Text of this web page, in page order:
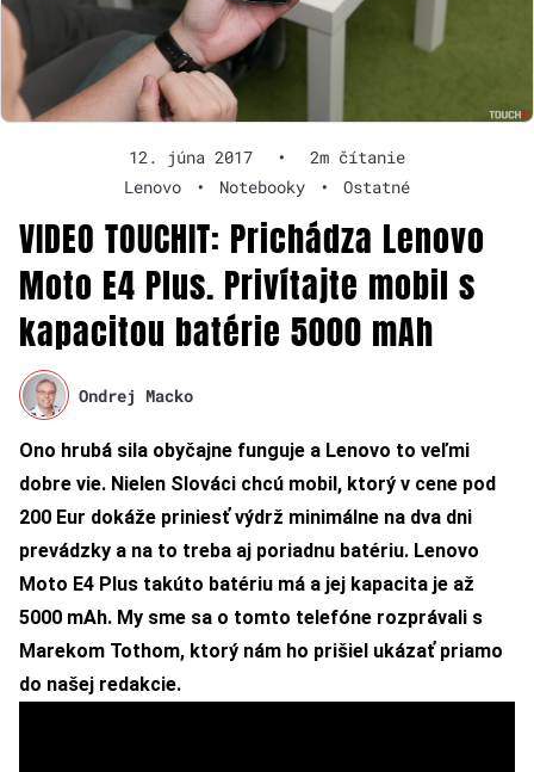
12. júna 2017 •
2m čítanie
Lenovo
• Notebooky • Ostatné
VIDEO TOUCHIT: Prichádza Lenovo
Moto E4 Plus. Privítajte mobil s
kapacitou batérie 5000 mAh
Ondrej Macko
Ono hrubá sila obyčajne funguje a Lenovo to veľmi
dobre vie. Nielen Slováci chcú mobil, ktorý v cene pod
200 Eur dokáže priniesť výdrž minimálne na dva dni
prevádzky a na to treba aj poriadnu batériu. Lenovo
Moto E4 Plus takúto batériu má a jej kapacita je až
5000 mAh. My sme sa o tomto telefóne rozprávali s
Marekom Tothom, ktorý nám ho prišiel ukázať priamo
do našej redakcie.